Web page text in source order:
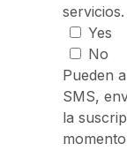
servicios.
Yes
No
Pueden
SMS,
la